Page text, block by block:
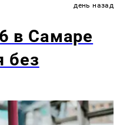
день назад
в Самаре
без